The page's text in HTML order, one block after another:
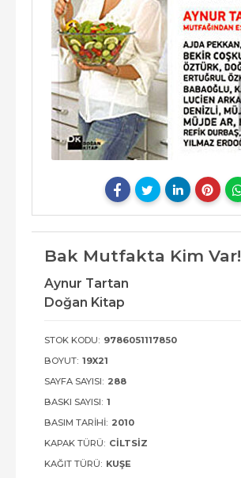
Bak Mutfakta Kim Var!
Aynur Tartan
Doğan Kitap
STOK KODU: 9786051117850
BOYUT: 19X21
SAYFA SAYISI: 288
BASKI SAYISI: 1
BASIM TARIHI: 2010
KAPAK TÜRÜ: CILTSIZ
KAĞIT TÜRÜ: KUŞE